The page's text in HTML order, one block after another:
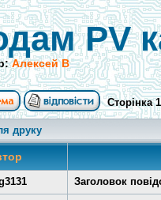
PV
Алексей В
Сторінка1
друку
Заголовок